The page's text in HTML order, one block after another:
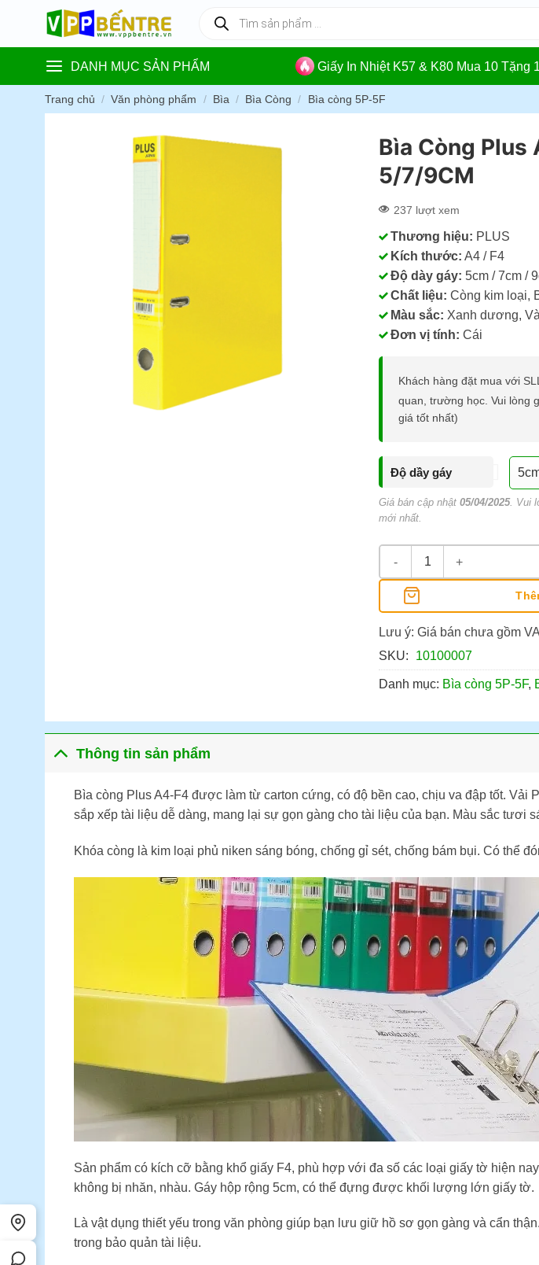
content
kiếm
phẩm
DANH MỤC SẢN PHẨM Giấy In Nhiệt K57 & K80 Mua 10 Tặng
Trang chủ / Văn phòng phẩm / Bìa / Bìa Còng / Bìa còng 5P-5F
Bìa Còng Plus
5/7/9CM
237 lượt xem
Thương hiệu: PLUS
Kích thước: A4 / F4
Độ dày gáy: 5cm / 7cm /
Chất liệu: Còng kim loại,
Màu sắc: Xanh dương,
Đơn vị tính: Cái
Khách hàng đặt mua với
quan, trường học. Vui lòng
giá tốt nhất)
Độ dầy gáy
Giá bán cập nhật 05/04/2025. Vui
mới nhất.
Bìa Còng Plus A4/F4 Gáy 5/
Lưu ý: Giá bán chưa gồm
SKU:
10100007
Danh mục: Bìa còng 5P-5F,
Thông tin sản phẩm
Bìa còng Plus A4-F4 được làm từ carton cứng, có độ bền cao, chịu va đập tốt.
sắp xếp tài liệu dễ dàng, mang lại sự gọn gàng cho tài liệu của bạn. Màu sắc tươi
Khóa còng là kim loại phủ niken sáng bóng, chống gỉ sét, chống bám bụi. Có thể
Sản phẩm có kích cỡ bằng khổ giấy F4, phù hợp với đa số các loại giấy tờ hiện
không bị nhăn, nhàu. Gáy hộp rộng 5cm, có thể đựng được khối lượng lớn giấy tờ.
Là vật dụng thiết yếu trong văn phòng giúp bạn lưu giữ hồ sơ gọn gàng và cẩn
trong bảo quản tài liệu.